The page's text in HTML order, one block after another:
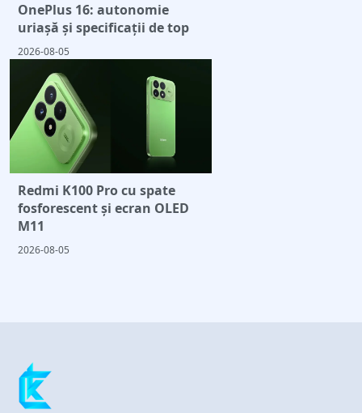
OnePlus 16: autonomie
uriașă și specificații de top
2026-08-05
Redmi K100 Pro cu spate
fosforescent și ecran OLED
M11
2026-08-05